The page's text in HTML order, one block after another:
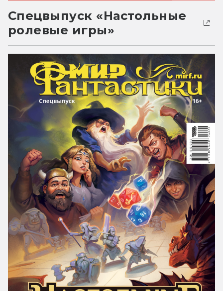
Спецвыпуск «Настольные
ролевые игры»